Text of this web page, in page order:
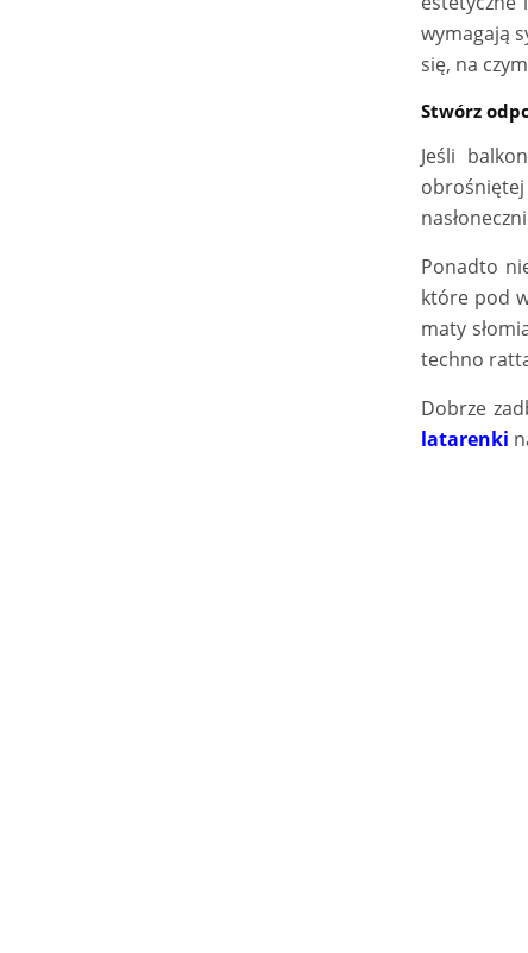
wymagają
się, na
Stwórz
Jeśli
Ponadto
które pod
maty
techno
Dobrze
latarenki